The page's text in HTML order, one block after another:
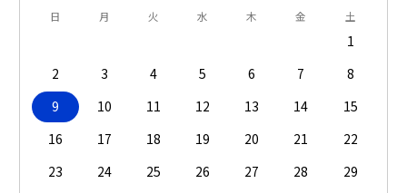
日 月 火 水 木 金 土
1
2
3 4 5 6 7
8
9
10 11 12 13 14
15
16
17 18 19 20 21
22
23
24 25 26 27 28
29